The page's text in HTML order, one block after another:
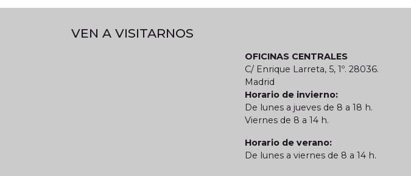
VEN A VISITARNOS
OFICINAS CENTRALES
C/ Enrique Larreta, 5, 1º. 28036.
Madrid
Horario de invierno:
De lunes a jueves de 8 a 18 h.
Viernes de 8 a 14 h.
Horario de verano:
De lunes a viernes de 8 a 14 h.